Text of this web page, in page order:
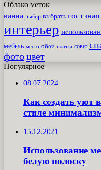
Облако меток
ванна выбор выбрать гостиная
интерьер
мебель место обои плитка совет
фотоцвет
Популярное
08.07.2024
Как создать уют
стиле
15.12.2021
Использование
белую полоску